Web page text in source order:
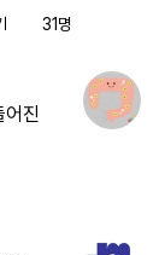
31명
어진